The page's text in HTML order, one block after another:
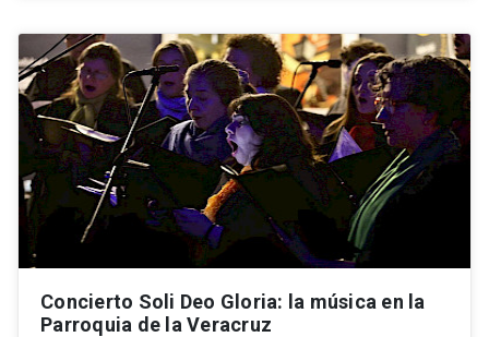
Concierto Soli Deo Gloria: la música en la
Parroquia de la Veracruz